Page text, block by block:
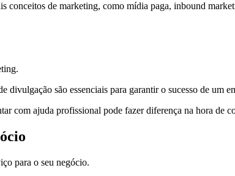
de marketing, como mídia paga, inbound
divulgação são essenciais para garantir o sucesso de um
com ajuda profissional pode fazer diferença na hora de
para o seu negócio.